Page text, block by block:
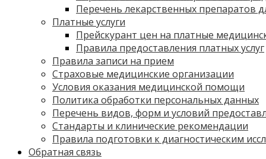
Перечень лекарственных препаратов
Платные услуги
Прейскурант цен на платные
Правила предоставления платных услуг
Правила записи на прием
Страховые медицинские организации
Условия оказания медицинской помощи
Политика обработки персональных данных
Перечень видов, форм и условий
Стандарты и клинические рекомендации
Правила подготовки к диагностическим
Обратная связь